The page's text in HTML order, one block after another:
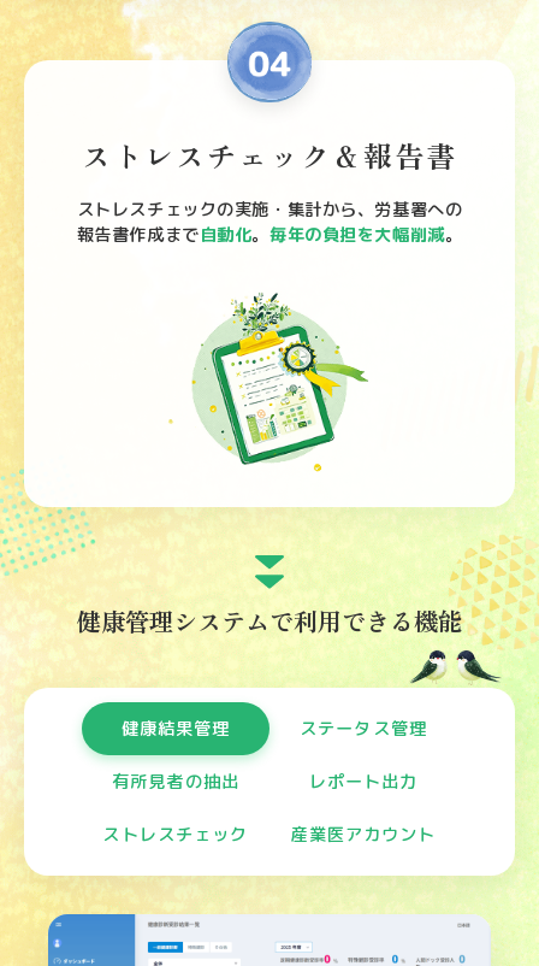
ストレスチェック＆報告書
ストレスチェックの実施・集計から、労基署への
報告書作成まで自動化。 毎年の負担を大幅削減。
健康管理システムで利用できる機能
健康結果管理 ステータス管理
有所見者の抽出 レポート出力
ストレスチェック 産業医アカウント